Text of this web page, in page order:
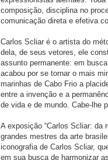
composição, disciplina no
comunicação direta e efetiva
Carlos Scliar é o artista do
dela, de seus vetores, ele
assunto permanente: em
acabou por se tornar o mais
marinhas de Cabo Frio a
entre a invenção e a
de vida e de mundo. Cabe-lhe
A exposição “Carlos Scliar: da
grandes mestres da arte
iconografia de Carlos Scliar,
em sua busca de harmonizar